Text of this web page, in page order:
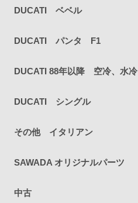
DUCATI ベベル
DUCATI パンタ F1
DUCATI 88年以降 空冷、水冷
DUCATI シングル
その他 イタリアン
SAWADA オリジナルパーツ
中古